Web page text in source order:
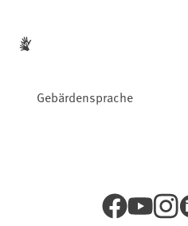
Gebärdensprache